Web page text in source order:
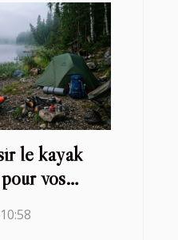
le kayak
vos